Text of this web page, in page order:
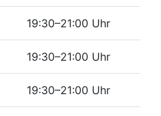
19:30–21:00 Uhr
19:30–21:00 Uhr
19:30–21:00 Uhr